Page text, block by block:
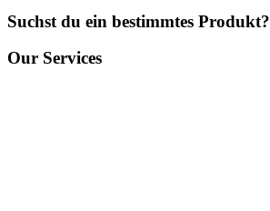
Suchst du ein bestimmtes Produkt?
Our Services